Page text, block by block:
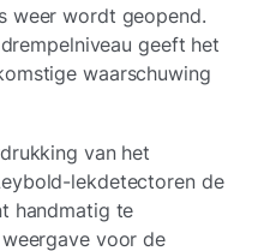
weer wordt geopend.
geeft het
waarschuwing
van het
lekdetectoren de
handmatig te
voor de